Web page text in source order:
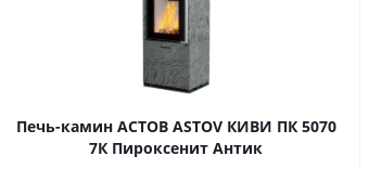
Печь-камин АСТОВ ASTOV КИВИ ПК 5070
7К Пироксенит Антик